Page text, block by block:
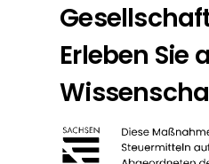
Erleben Sie